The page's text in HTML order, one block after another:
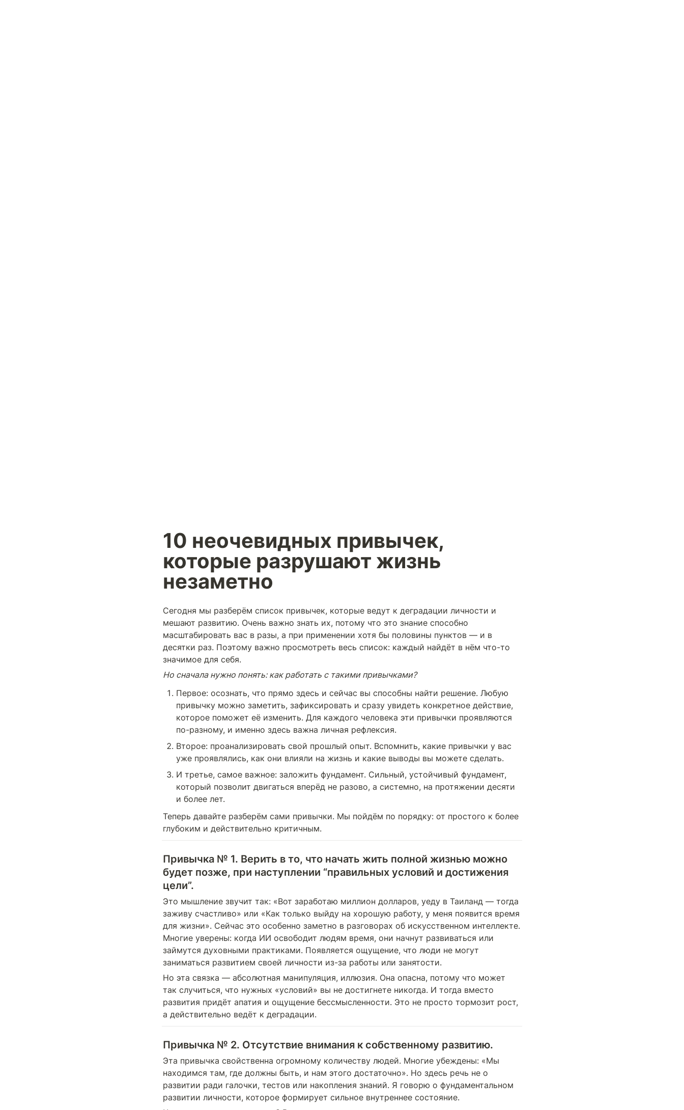
10 неочевидных привычек,
которые разрушают жизнь
незаметно
Сегодня мы разберём список привычек, которые ведут к деградации личности и
мешают развитию. Очень важно знать их, потому что это знание способно
масштабировать вас в разы, а при применении хотя бы половины пунктов — и в
десятки раз. Поэтому важно просмотреть весь список: каждый найдёт в нём что-то
значимое для себя.
Но сначала нужно понять: как работать с такими привычками?
Первое: осознать, что прямо здесь и сейчас вы способны найти решение. Любую
привычку можно заметить, зафиксировать и сразу увидеть конкретное действие,
которое поможет её изменить. Для каждого человека эти привычки проявляются
по-разному, и именно здесь важна личная рефлексия.
Второе: проанализировать свой прошлый опыт. Вспомнить, какие привычки у вас
уже проявлялись, как они влияли на жизнь и какие выводы вы можете сделать.
И третье, самое важное: заложить фундамент. Сильный, устойчивый фундамент,
который позволит двигаться вперёд не разово, а системно, на протяжении десяти
и более лет.
Теперь давайте разберём сами привычки. Мы пойдём по порядку: от простого к более
глубоким и действительно критичным.
Привычка № 1. Верить в то, что начать жить полной жизнью можно
будет позже, при наступлении “правильных условий и достижения
цели”.
Это мышление звучит так: «Вот заработаю миллион долларов, уеду в Таиланд — тогда
заживу счастливо» или «Как только выйду на хорошую работу, у меня появится время
для жизни». Сейчас это особенно заметно в разговорах об искусственном интеллекте.
Многие уверены: когда ИИ освободит людям время, они начнут развиваться или
займутся духовными практиками. Появляется ощущение, что люди не могут
заниматься развитием своей личности из-за работы или занятости.
Но эта связка — абсолютная манипуляция, иллюзия. Она опасна, потому что может
так случиться, что нужных «условий» вы не достигнете никогда. И тогда вместо
развития придёт апатия и ощущение бессмысленности. Это не просто тормозит рост,
а действительно ведёт к деградации.
Привычка № 2. Отсутствие внимания к собственному развитию.
Эта привычка свойственна огромному количеству людей. Многие убеждены: «Мы
находимся там, где должны быть, и нам этого достаточно». Но здесь речь не о
развитии ради галочки, тестов или накопления знаний. Я говорю о фундаментальном
развитии личности, которое формирует сильное внутреннее состояние.